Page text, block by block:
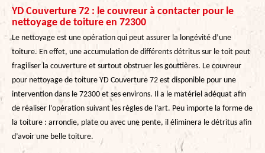
YD Couverture 72 : le couvreur à contacter pour le
nettoyage de toiture en 72300
Le nettoyage est une opération qui peut assurer la longévité d’une
toiture. En effet, une accumulation de différents détritus sur le toit peut
fragiliser la couverture et surtout obstruer les gouttières. Le couvreur
pour nettoyage de toiture YD Couverture 72 est disponible pour une
intervention dans le 72300 et ses environs. Il a le matériel adéquat afin
de réaliser l’opération suivant les règles de l’art. Peu importe la forme de
la toiture : arrondie, plate ou avec une pente, il éliminera le détritus afin
d’avoir une belle toiture.